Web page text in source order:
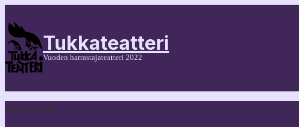
Tukkateatteri
Vuoden harrastajateatteri 2022
Päänavigaatio